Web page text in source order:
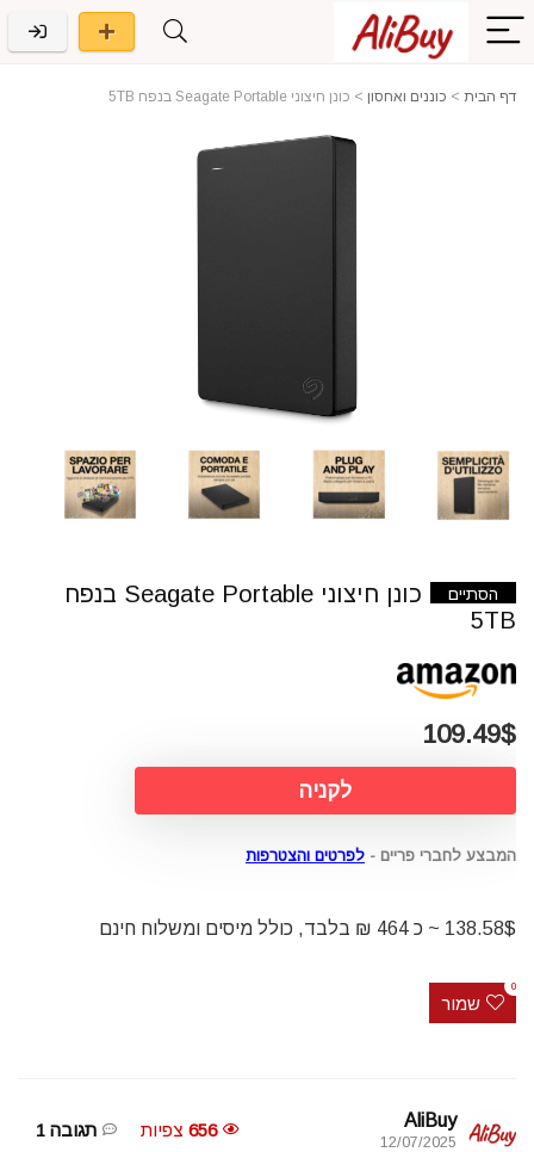
דף הבית > כוננים ואחסון > כונן חיצוני Seagate Portable בנפח 5TB
הסתיים
כונן חיצוני Seagate Portable בנפח
5TB
109.49$
לקניה
המבצע לחברי פריים - לפרטים והצטרפות
138.58$ ~ כ 464 ₪ בלבד, כולל מיסים ומשלוח חינם
שמור
0
AliBuy
12/07/2025
656 צפיות תגובה 1